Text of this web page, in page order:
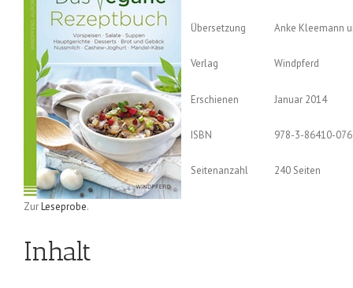
Übersetzung Anke Kleemann
Verlag Windpferd
Erschienen Januar 2014
ISBN 978-3-86410-
Seitenanzahl 240 Seiten
ZurLeseprobe.
Inhalt